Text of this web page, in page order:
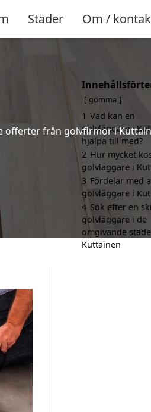
Städer Om /
offerter från golvfirmor i
gömma
1 Vad kan en
golvläggare i
hjälpa till med?
2 Hur mycket
golvläggare i
3 Fördelar med
golvläggare i
4 Sök efter en
golvläggare i de
omgivande
Kuttainen